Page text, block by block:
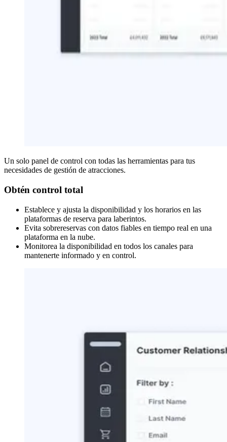
Un solo panel de control con todas las herramientas para tus
necesidades de gestión de atracciones.
Obtén control total
Establece y ajusta la disponibilidad y los horarios en las
plataformas de reserva para laberintos.
Evita sobrereservas con datos fiables en tiempo real en una
plataforma en la nube.
Monitorea la disponibilidad en todos los canales para
mantenerte informado y en control.